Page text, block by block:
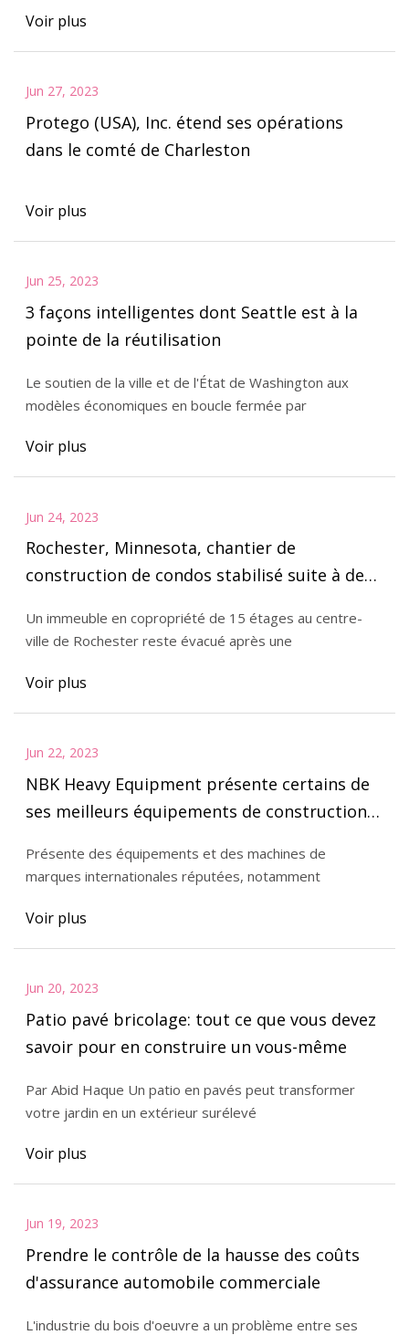
Voir plus
Jun 27, 2023
Protego (USA), Inc. étend ses opérations
dans le comté de Charleston
Voir plus
Jun 25, 2023
3 façons intelligentes dont Seattle est à la
pointe de la réutilisation
Le soutien de la ville et de l'État de Washington aux
modèles économiques en boucle fermée par
Voir plus
Jun 24, 2023
Rochester, Minnesota, chantier de
construction de condos stabilisé suite à des
Un immeuble en copropriété de 15 étages au centre-
ville de Rochester reste évacué après une
Voir plus
Jun 22, 2023
NBK Heavy Equipment présente certains de
ses meilleurs équipements de construction à
Présente des équipements et des machines de
marques internationales réputées, notamment
Voir plus
Jun 20, 2023
Patio pavé bricolage: tout ce que vous devez
savoir pour en construire un vous-même
Par Abid Haque Un patio en pavés peut transformer
votre jardin en un extérieur surélevé
Voir plus
Jun 19, 2023
Prendre le contrôle de la hausse des coûts
d'assurance automobile commerciale
L'industrie du bois d'oeuvre a un problème entre ses